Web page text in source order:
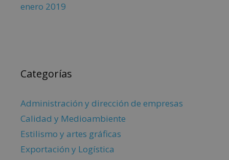
enero 2019
Categorías
Administración y dirección de empresas
Calidad y Medioambiente
Estilismo y artes gráficas
Exportación y Logística